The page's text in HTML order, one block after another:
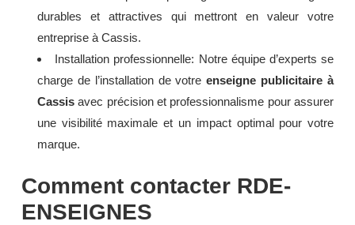
durables et attractives qui mettront en valeur votre
entreprise à Cassis.
Installation professionnelle: Notre équipe d’experts se
charge de l’installation de votreenseigne publicitaire à
Cassisavec précision et professionnalisme pour assurer
une visibilité maximale et un impact optimal pour votre
marque.
Comment contacter RDE-
ENSEIGNES